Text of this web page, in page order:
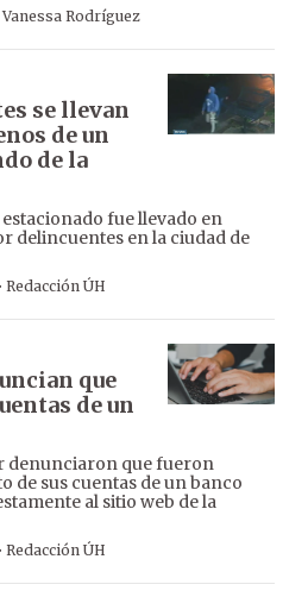
Vanessa Rodríguez
se llevan
de un
de la
fue llevado en
delincuentes en la ciudad de
· Redacción ÚH
que
de un
denunciaron que fueron
de sus cuentas de un banco
al sitio web de la
· Redacción ÚH